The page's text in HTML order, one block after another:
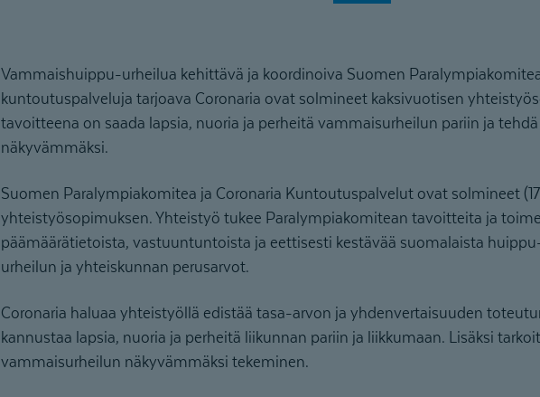
Vammaishuippu-urheilua kehittävä ja koordinoiva Suomen
kuntoutuspalveluja tarjoava Coronaria ovat solmineet kaksivuotisen
tavoitteena on saada lapsia, nuoria ja perheitä vammaisurheilun pariin ja
näkyvämmäksi.
Suomen Paralympiakomitea ja Coronaria Kuntoutuspalvelut ovat solmineet
yhteistyösopimuksen. Yhteistyö tukee Paralympiakomitean tavoitteita ja
päämäärätietoista, vastuuntuntoista ja eettisesti kestävää suomalaista
urheilun ja yhteiskunnan perusarvot.
Coronaria haluaa yhteistyöllä edistää tasa-arvon ja yhdenvertaisuuden
kannustaa lapsia, nuoria ja perheitä liikunnan pariin ja liikkumaan. Lisäksi
vammaisurheilun näkyvämmäksi tekeminen.